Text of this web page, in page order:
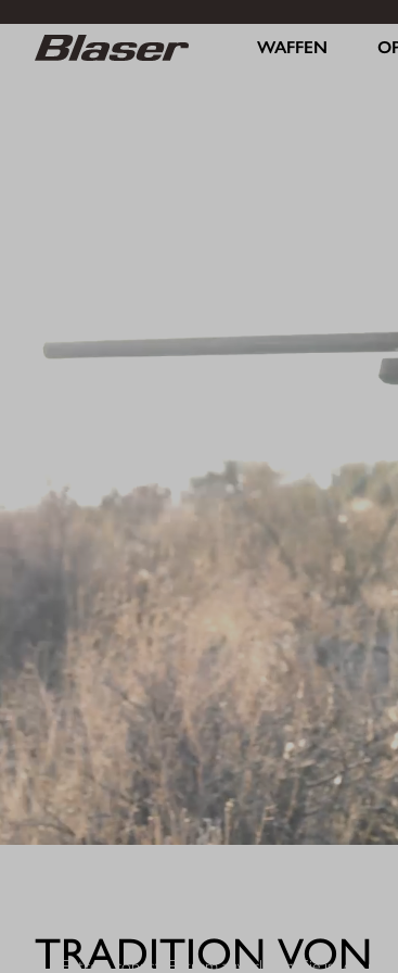
WAFFEN
Extrem robust. Extrem zuverlässig: Sie ist die
TRADITION VON